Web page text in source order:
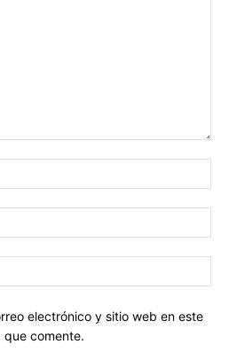
electrónico y sitio web en este
comente.